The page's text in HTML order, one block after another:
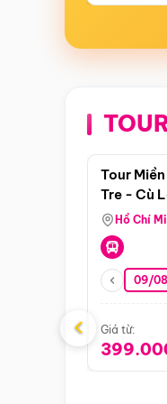
Tour
Tre - Cù
Hồ Chí
09/08
Giá từ:
‹